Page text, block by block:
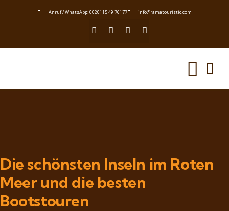
Anruf / WhatsApp: 0020115 49 76177 info@ramatouristic.com
Die schönsten Inseln im Roten
Meer und die besten
Bootstouren